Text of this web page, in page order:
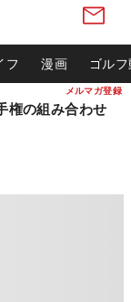
メルマガ登録
フ 漫画 ゴル
権の組み合わせ